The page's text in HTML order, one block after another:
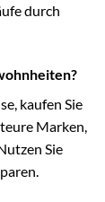
durch
kaufen Sie
Marken,
Sie